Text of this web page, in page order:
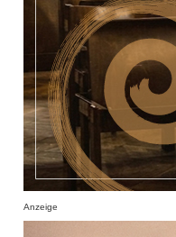
Anzeige